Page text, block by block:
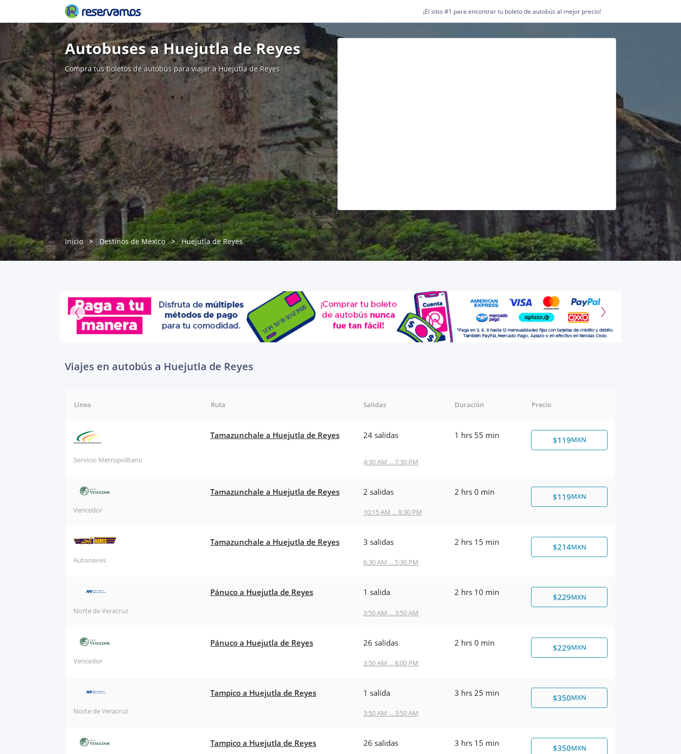
¡El sitio #1 para encontrar tu boleto de autobús al mejor precio!
Autobuses a Huejutla de Reyes
Compra tus boletos de autobús para viajar a Huejutla de Reyes
Inicio Destinos de México Huejutla de Reyes
Viajes en autobús a Huejutla de Reyes
Línea Ruta Salidas Duración Precio
Servicio Metropolitano
Tamazunchale a Huejutla de Reyes 24 salidas
4:30 AM ... 7:30 PM
1 hrs 55 min $119MXN
Vencedor
Tamazunchale a Huejutla de Reyes 2 salidas
10:15 AM ... 8:30 PM
2 hrs 0 min $119MXN
Autonaves
Tamazunchale a Huejutla de Reyes 3 salidas
6:30 AM ... 5:30 PM
2 hrs 15 min $214MXN
Norte de Veracruz
Pánuco a Huejutla de Reyes 1 salida
3:50 AM ... 3:50 AM
2 hrs 10 min $229MXN
Vencedor
Pánuco a Huejutla de Reyes 26 salidas
3:50 AM ... 8:00 PM
2 hrs 0 min $229MXN
Norte de Veracruz
Tampico a Huejutla de Reyes 1 salida
3:50 AM ... 3:50 AM
3 hrs 25 min $350MXN
Tampico a Huejutla de Reyes 26 salidas 3 hrs 15 min $350MXN